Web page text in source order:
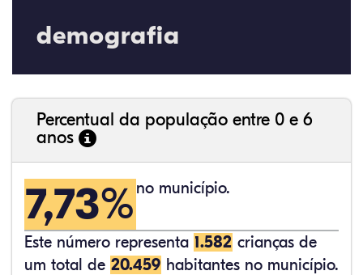
demografia
Percentual da população entre 0 e 6
anos
7,73% no município.
Este número representa 1.582 crianças de
um total de 20.459 habitantes no município.